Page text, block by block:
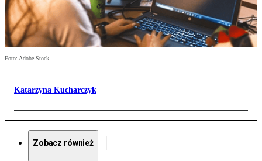
Foto: Adobe Stock
Katarzyna Kucharczyk
Zobacz również